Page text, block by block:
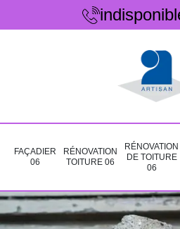
FAÇADIER
06
RÉNOVATION
TOITURE 06
RÉNOVATION
DE TOITURE
06